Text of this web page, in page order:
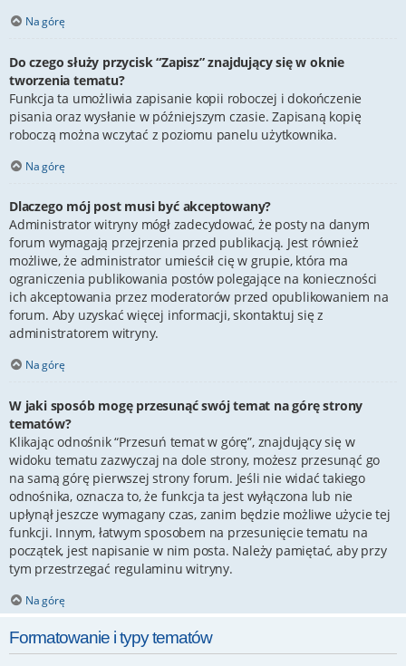
Na górę
Do czego służy przycisk “Zapisz” znajdujący się w oknie
tworzenia tematu?
Funkcja ta umożliwia zapisanie kopii roboczej i dokończenie
pisania oraz wysłanie w późniejszym czasie. Zapisaną kopię
roboczą można wczytać z poziomu panelu użytkownika.
Na górę
Dlaczego mój post musi być akceptowany?
Administrator witryny mógł zadecydować, że posty na danym
forum wymagają przejrzenia przed publikacją. Jest również
możliwe, że administrator umieścił cię w grupie, która ma
ograniczenia publikowania postów polegające na konieczności
ich akceptowania przez moderatorów przed opublikowaniem na
forum. Aby uzyskać więcej informacji, skontaktuj się z
administratorem witryny.
Na górę
W jaki sposób mogę przesunąć swój temat na górę strony
tematów?
Klikając odnośnik “Przesuń temat w górę”, znajdujący się w
widoku tematu zazwyczaj na dole strony, możesz przesunąć go
na samą górę pierwszej strony forum. Jeśli nie widać takiego
odnośnika, oznacza to, że funkcja ta jest wyłączona lub nie
upłynął jeszcze wymagany czas, zanim będzie możliwe użycie tej
funkcji. Innym, łatwym sposobem na przesunięcie tematu na
początek, jest napisanie w nim posta. Należy pamiętać, aby przy
tym przestrzegać regulaminu witryny.
Na górę
Formatowanie i typy tematów